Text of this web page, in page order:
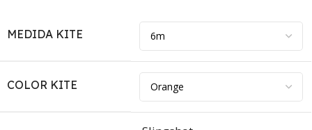
MEDIDA KITE
COLOR KITE